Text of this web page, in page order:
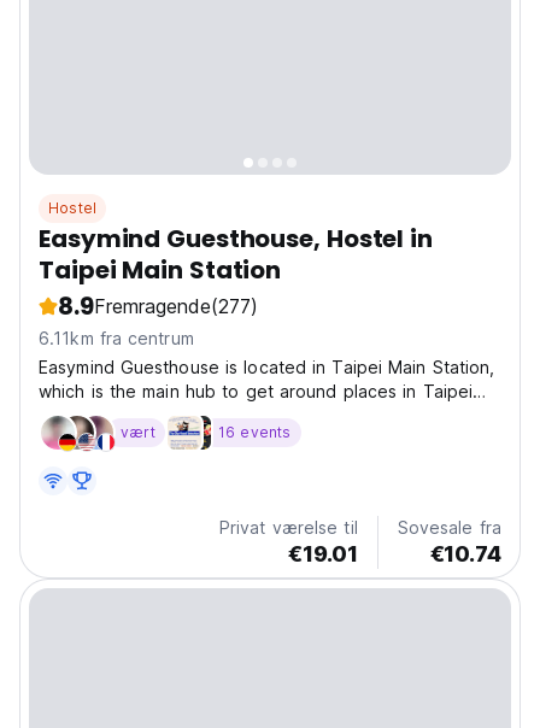
Hostel
Easymind Guesthouse, Hostel in
Taipei Main Station
8.9Fremragende(277)
6.11km fra centrum
Easymind Guesthouse is located in Taipei Main Station,
which is the main hub to get around places in Taipei
and the rest cities in Taiwan. Frequent buses from
Taoyuan Airport to Main Station and less than 10
vært 16 events
Privat værelse til
€19.01
Sovesale fra
€10.74